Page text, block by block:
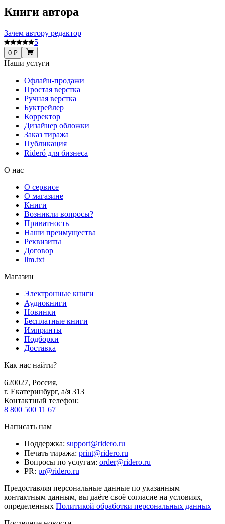
Книги автора
Зачем автору редактор
5
0 ₽
Наши услуги
Офлайн-продажи
Простая верстка
Ручная верстка
Буктрейлер
Корректор
Дизайнер обложки
Заказ тиража
Публикация
Rideró для бизнеса
О нас
О сервисе
О магазине
Книги
Возникли вопросы?
Приватность
Наши преимущества
Реквизиты
Договор
llm.txt
Магазин
Электронные книги
Аудиокниги
Новинки
Бесплатные книги
Импринты
Подборки
Доставка
Как нас найти?
620027, Россия,
г. Екатеринбург, а/я 313
Контактный телефон:
8 800 500 11 67
Написать нам
Поддержка: support@ridero.ru
Печать тиража: print@ridero.ru
Вопросы по услугам: order@ridero.ru
PR: pr@ridero.ru
Предоставляя персональные данные по указанным
контактным данным, вы даёте своё согласие на условиях,
определенных Политикой обработки персональных данных